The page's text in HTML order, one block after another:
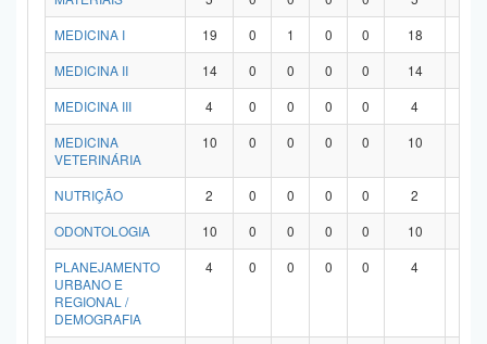
MEDICINA I
19 0 1 0 0 18
MEDICINA II
14 0 0 0 0 14
MEDICINA III
4 0 0 0 0 4
MEDICINA
VETERINÁRIA
10 0 0 0 0 10
NUTRIÇÃO 2 0 0 0 0 2
ODONTOLOGIA
10 0 0 0 0 10
PLANEJAMENTO
URBANO E
REGIONAL /
DEMOGRAFIA
4 0 0 0 0 4